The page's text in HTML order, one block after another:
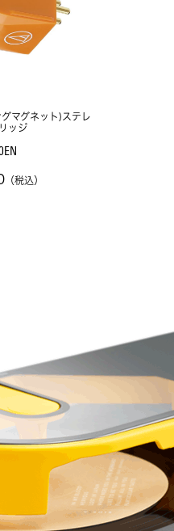
マグネット)ステレ
ッジ
（税込）